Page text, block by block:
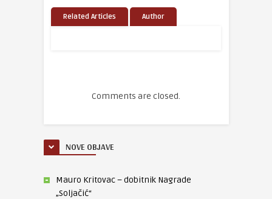
Related Articles Author
Comments are closed.
NOVE OBJAVE
Mauro Kritovac – dobitnik Nagrade
„Soljačić“